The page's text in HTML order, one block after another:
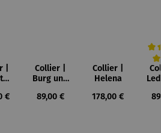
|
Preis:
€
Collier |
Burg und
Paul Klee
Regulärer Preis:
89,00 €
Collier |
Helena
Regulärer Preis:
178,00 €